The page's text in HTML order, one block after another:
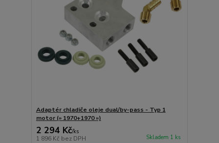
Adaptér chladiče oleje dual/by-pass - Typ 1
motor (» 1970+1970 »)
2 294 Kč/ks
1 896 Kč bez DPH Skladem 1 ks